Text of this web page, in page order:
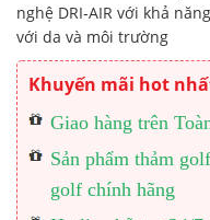
nghệ DRI-AIR với khả
với da và môi trường
Khuyến mãi hot
Giao hàng trên
Sản phẩm thảm
golf chính hãng